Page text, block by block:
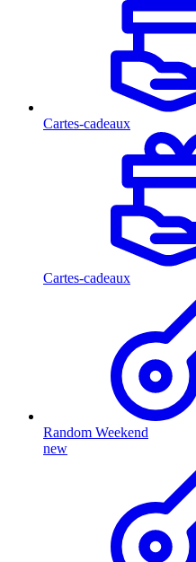
Cartes-cadeaux
Cartes-cadeaux
Random Weekend
new